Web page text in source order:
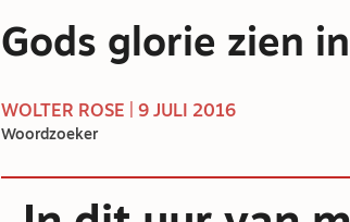
Gods glorie zien
WOLTER ROSE | 9 JULI 2016
Woordzoeker